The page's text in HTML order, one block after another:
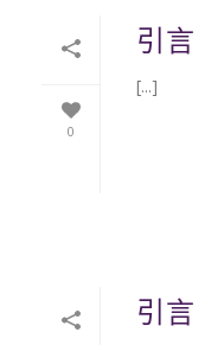
0
引言
[...]
引言